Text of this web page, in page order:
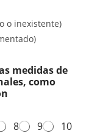
o inexistente)
medidas de
como
8 9 10